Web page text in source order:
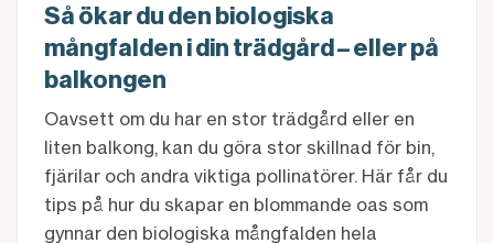
Så ökar du den biologiska
mångfalden i din trädgård – eller på
balkongen
Oavsett om du har en stor trädgård eller en
liten balkong, kan du göra stor skillnad för bin,
fjärilar och andra viktiga pollinatörer. Här får du
tips på hur du skapar en blommande oas som
gynnar den biologiska mångfalden hela